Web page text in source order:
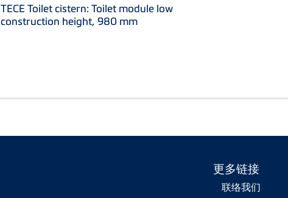
TECE Toilet cistern: Toilet module low
construction height, 980 mm
更多链接
联络我们